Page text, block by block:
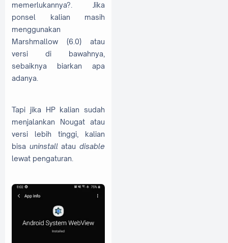
memerlukannya?. Jika
ponsel kalian masih
menggunakan
Marshmallow (6.0) atau
versi di bawahnya,
sebaiknya biarkan apa
adanya.
Tapi jika HP kalian sudah
menjalankan Nougat atau
versi lebih tinggi, kalian
bisa uninstallataudisable
lewat pengaturan.